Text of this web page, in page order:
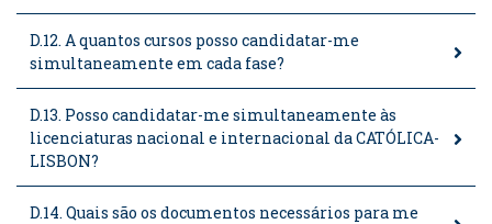
D.12. A quantos cursos posso candidatar-me
simultaneamente em cada fase?
D.13. Posso candidatar-me simultaneamente às
licenciaturas nacional e internacional da CATÓLICA-
LISBON?
D.14. Quais são os documentos necessários para me